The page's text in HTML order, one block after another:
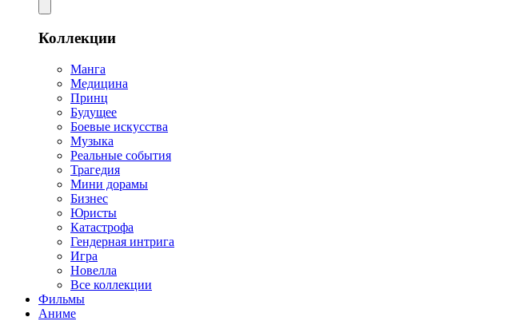
Коллекции
Манга
Медицина
Принц
Будущее
Боевые искусства
Музыка
Реальные события
Трагедия
Мини дорамы
Бизнес
Юристы
Катастрофа
Гендерная интрига
Игра
Новелла
Все коллекции
Фильмы
Аниме